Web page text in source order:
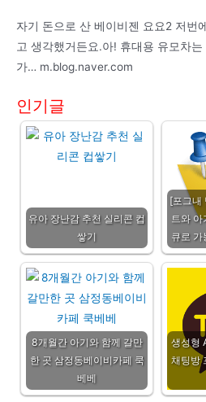
자기 돈으로 산 베이비젠 요요2 저번
고 생각했거든요.아! 휴대용 유모차
가… m.blog.naver.com
인기글
유아 장난감 추천 실리콘 컵
쌓기
[포그내
트와 아
큐로 가
8개월간 아기와 함께 갈만
한 곳 삼정동베이비카페 쿡
베베
생성형
채팅방